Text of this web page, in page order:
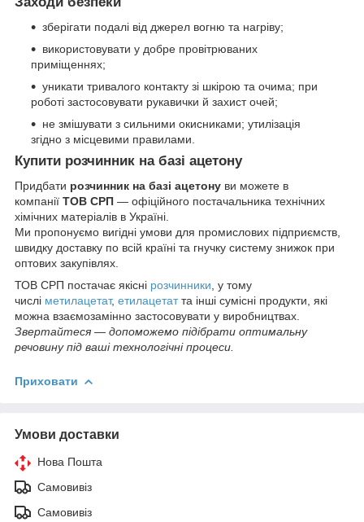
зберігати подалі від джерел вогню та нагріву;
використовувати у добре провітрюваних
приміщеннях;
уникати тривалого контакту зі шкірою та очима; при
роботі застосовувати рукавички й захист очей;
не змішувати з сильними окисниками; утилізація
згідно з місцевими правилами.
Купити розчинник на базі ацетону
Придбати розчинник на базі ацетону ви можете в
компанії ТОВ СРП — офіційного постачальника технічних
хімічних матеріалів в Україні.
Ми пропонуємо вигідні умови для промислових підприємств,
швидку доставку по всій країні та гнучку систему знижок при
оптових закупівлях.
ТОВ СРП постачає якісні розчинники , у тому
числі метилацетат, етилацетатта інші сумісні продукти, які
можна взаємозамінно застосовувати у виробництвах.
Звертайтеся — допоможемо підібрати оптимальну
речовину під ваші технологічні процеси.
Приховати
Умови доставки
Нова Пошта
Самовивіз
Самовивіз